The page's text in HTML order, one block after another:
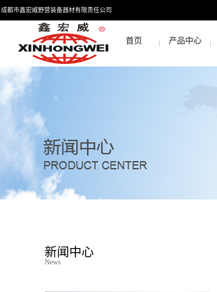
成都市鑫宏威野营装备器材有限责任公司
首页 产品中心
新闻中心
News